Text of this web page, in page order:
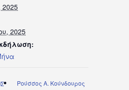
2025
2025
Ρούσσος Α. Κούνδουρος